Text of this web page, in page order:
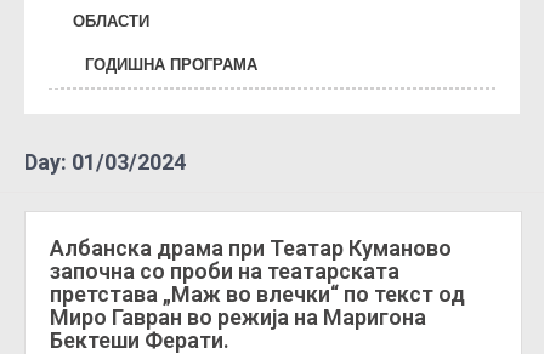
ОБЛАСТИ
ГОДИШНА ПРОГРАМА
Day: 01/03/2024
Албанска драма при Театар Куманово
започна со проби на театарската
претстава „Маж во влечки“ по текст од
Миро Гавран во режија на Маригона
Бектеши Ферати.